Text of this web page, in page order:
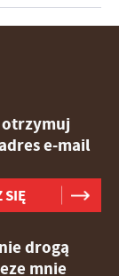
otrzymuj
e-mail
drogą
mnie